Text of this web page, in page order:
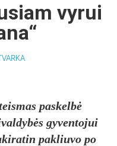
vyrui
paskelbė
gyventojui
pakliuvo po